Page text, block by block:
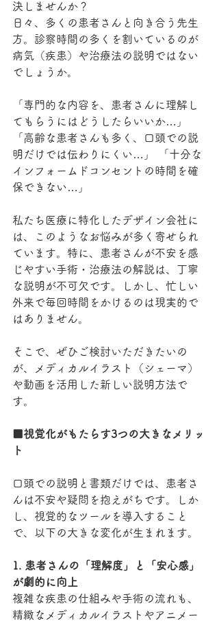
決しませんか？
日々、多くの患者さんと向き合う先生
方。診察時間の多くを割いているのが
病気（疾患）や治療法の説明ではない
でしょうか。
「専門的な内容を、患者さんに理解し
てもらうにはどうしたらいいか…」
「高齢な患者さんも多く、口頭での説
明だけでは伝わりにくい…」 「十分な
インフォームドコンセントの時間を確
保できない…」
私たち医療に特化したデザイン会社に
は、このようなお悩みが多く寄せられ
ています。特に、患者さんが不安を感
じやすい手術・治療法の解説は、丁寧
な説明が不可欠です。しかし、忙しい
外来で毎回時間をかけるのは現実的で
はありません。
そこで、ぜひご検討いただきたいの
が、メディカルイラスト（シェーマ）
や動画を活用した新しい説明方法で
す。
■視覚化がもたらす3つの大きなメリッ
ト
口頭での説明と書類だけでは、患者さ
んは不安や疑問を抱えがちです。しか
し、視覚的なツールを導入すること
で、以下の大きな変化が生まれます。
1. 患者さんの「理解度」と「安心感」
が劇的に向上
複雑な疾患の仕組みや手術の流れも、
精緻なメディカルイラストやアニメー